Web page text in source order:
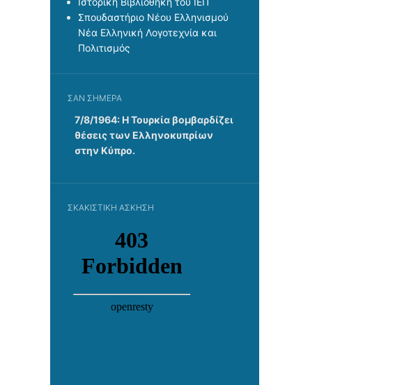
Σπουδαστήριο Νέου Ελληνισμού
Νέα Ελληνική Λογοτεχνία και
Πολιτισμός
ΣΑΝ ΣΉΜΕΡΑ
7/8/1964: Η Τουρκία βομβαρδίζει
θέσεις των Ελληνοκυπρίων
στην Κύπρο.
ΣΚΑΚΙΣΤΙΚΉ ΆΣΚΗΣΗ